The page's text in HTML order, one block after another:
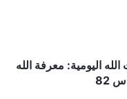
اليومية: معرفة الله
82